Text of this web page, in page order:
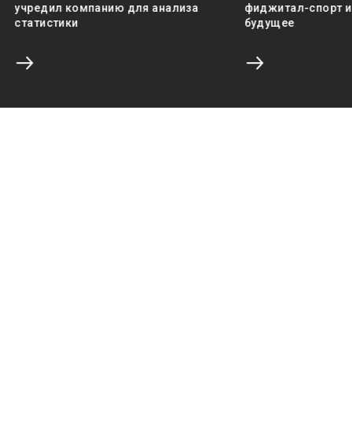
учредил компанию для анализа
статистики
фиджитал-спорт
будущее